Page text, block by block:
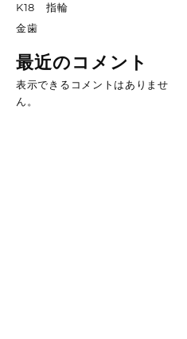
K18 指輪
金歯
最近のコメント
表示できるコメントはありませ
ん。